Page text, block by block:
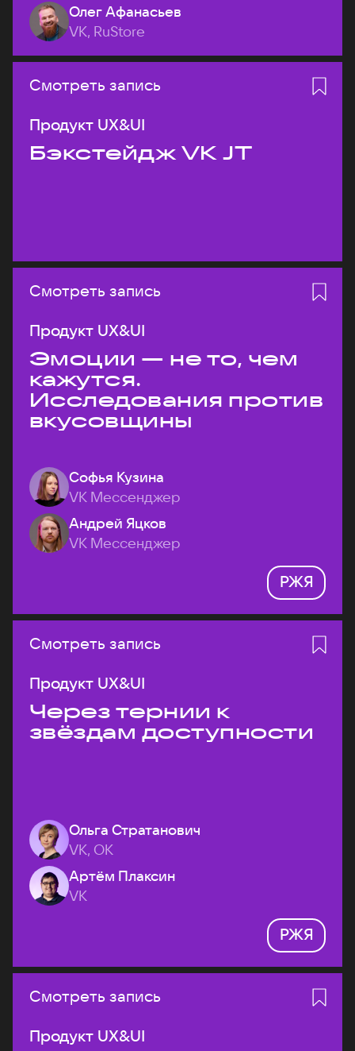
Олег Афанасьев
VK, RuStore
Смотреть запись
Продукт UX&UI
Бэкстейдж VK JT
Смотреть запись
Продукт UX&UI
Эмоции — не то, чем
кажутся.
Исследования против
вкусовщины
Софья Кузина
VK Мессенджер
Андрей Яцков
VK Мессенджер
РЖЯ
Смотреть запись
Продукт UX&UI
Через тернии к
звёздам доступности
Ольга Стратанович
VK, ОК
Артём Плаксин
VK
РЖЯ
Смотреть запись
Продукт UX&UI